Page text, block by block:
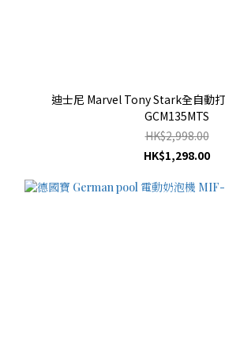
迪士尼 Marvel Tony Stark全自動
GCM135MTS
HK$2,998.00
HK$1,298.00